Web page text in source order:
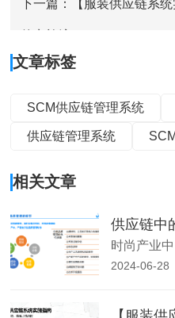
下一篇：【服装供应链系
文章标签
SCM供应链管理系统
供应链管理系统 SCM
相关文章
供应链中
2024-06-28